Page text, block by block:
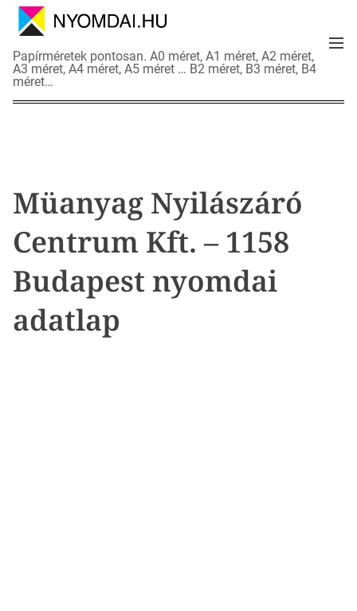
N
y
o
m
t
o
Papírméretek pontosan. A0 méret, A1 méret, A2 méret,
A3 méret, A4 méret, A5 méret … B2 méret, B3 méret, B4
méret…
M
Müanyag Nyilászáró
Centrum Kft. – 1158
Budapest nyomdai
adatlap